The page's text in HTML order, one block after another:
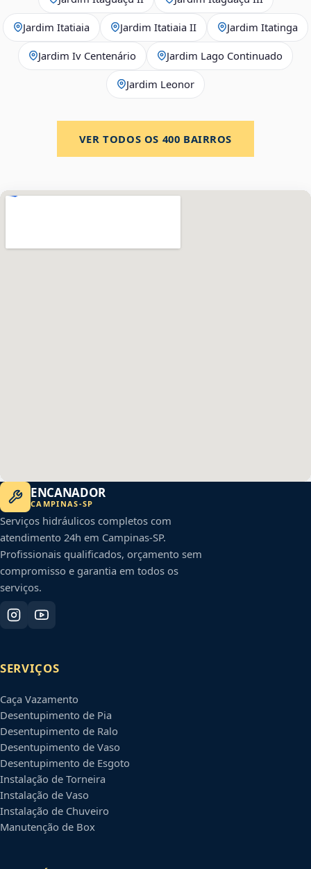
Jardim Itatiaia Jardim Itatiaia II Jardim Itatinga
Jardim Iv Centenário Jardim Lago Continuado
Jardim Leonor
VER TODOS OS 400 BAIRROS
ENCANADOR
CAMPINAS-SP
Serviços hidráulicos completos com
atendimento 24h em Campinas-SP.
Profissionais qualificados, orçamento sem
compromisso e garantia em todos os
serviços.
SERVIÇOS
Caça Vazamento
Desentupimento de Pia
Desentupimento de Ralo
Desentupimento de Vaso
Desentupimento de Esgoto
Instalação de Torneira
Instalação de Vaso
Instalação de Chuveiro
Manutenção de Box